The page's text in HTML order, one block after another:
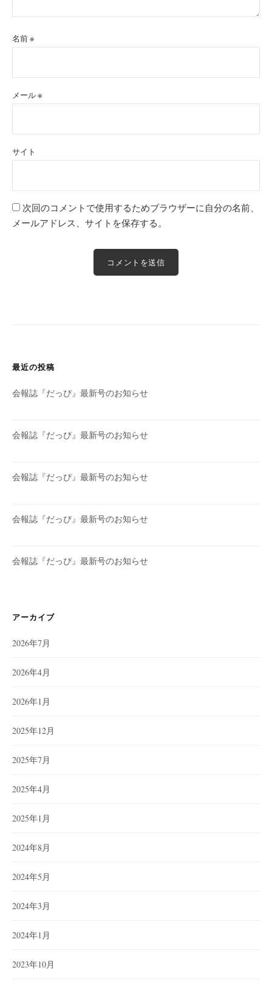
名前※
メール※
サイト
次回のコメントで使用するためブラウザーに自分の名前、
メールアドレス、サイトを保存する。
最近の投稿
会報誌『だっぴ』最新号のお知らせ
会報誌『だっぴ』最新号のお知らせ
会報誌『だっぴ』最新号のお知らせ
会報誌『だっぴ』最新号のお知らせ
会報誌『だっぴ』最新号のお知らせ
アーカイブ
2026年7月
2026年4月
2026年1月
2025年12月
2025年7月
2025年4月
2025年1月
2024年8月
2024年5月
2024年3月
2024年1月
2023年10月